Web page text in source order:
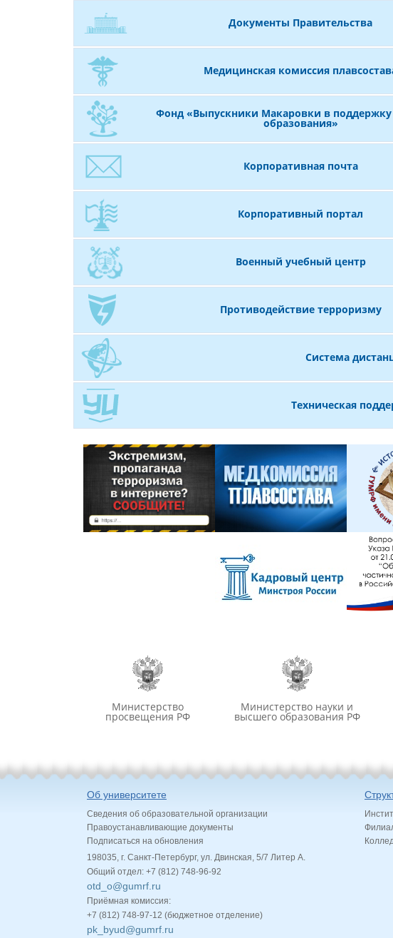
Документы Правительства
Медицинская комиссия
Фонд «Выпускники Макаровки в поддержку
образования»
Корпоративная почта
Корпоративный портал
Военный учебный центр
Противодействие терроризму
Система
Техническая
Министерство
просвещения РФ
Министерство науки и
высшего образования РФ
Об университете
Сведения об образовательной организации
Правоустанавливающие документы
Подписаться на обновления
198035, г. Санкт-Петербург, ул. Двинская, 5/7 Литер А.
Общий отдел: +7 (812) 748-96-92
otd_o@gumrf.ru
Приёмная комиссия:
+7 (812) 748-97-12 (бюджетное отделение)
pk_byud@gumrf.ru